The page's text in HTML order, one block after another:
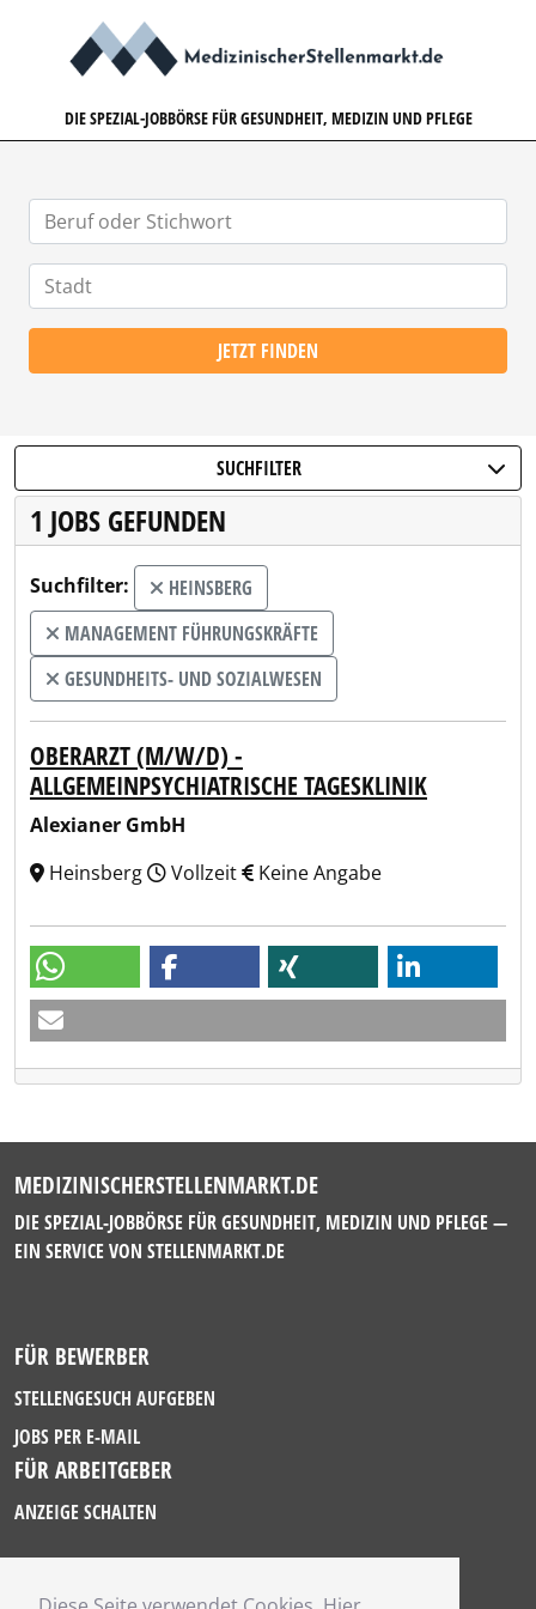
DIE SPEZIAL-JOBBÖRSE FÜR GESUNDHEIT, MEDIZIN UND PFLEGE
JETZT FINDEN
SUCHFILTER
1 JOBS GEFUNDEN
Suchfilter:
HEINSBERG
MANAGEMENT FÜHRUNGSKRÄFTE
GESUNDHEITS- UND SOZIALWESEN
OBERARZT (M/W/D) -
ALLGEMEINPSYCHIATRISCHE TAGESKLINIK
Alexianer GmbH
Heinsberg
Vollzeit Keine Angabe
MEDIZINISCHERSTELLENMARKT.DE
DIE SPEZIAL-JOBBÖRSE FÜR GESUNDHEIT, MEDIZIN UND PFLEGE —
EIN SERVICE VON STELLENMARKT.DE
FÜR BEWERBER
STELLENGESUCH AUFGEBEN
JOBS PER E-MAIL
FÜR ARBEITGEBER
ANZEIGE SCHALTEN